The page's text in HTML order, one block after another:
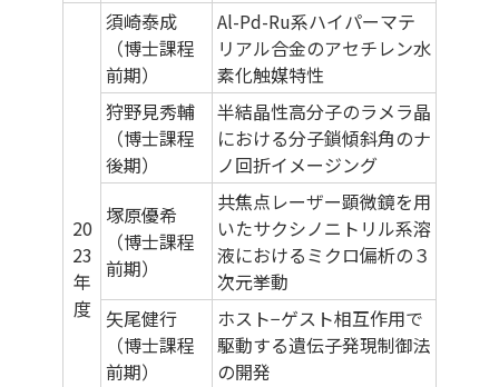
20
23
年
度
須崎泰成
（博士課程
前期）
Al-Pd-Ru系ハイパーマテ
リアル合金のアセチレン水
素化触媒特性
狩野見秀輔
（博士課程
後期）
半結晶性高分子のラメラ晶
における分子鎖傾斜角のナ
ノ回折イメージング
塚原優希
（博士課程
前期）
共焦点レーザー顕微鏡を用
いたサクシノニトリル系溶
液におけるミクロ偏析の３
次元挙動
矢尾健行
（博士課程
前期）
ホスト−ゲスト相互作用で
駆動する遺伝子発現制御法
の開発